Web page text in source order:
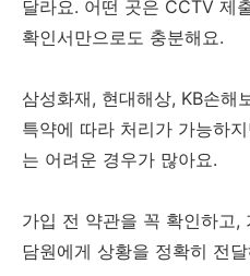
달라요. 어떤 곳은 CCTV 제
확인서만으로도 충분해요.
삼성화재, 현대해상, KB손해
특약에 따라 처리가 가능하
는 어려운 경우가 많아요.
가입 전 약관을 꼭 확인하고
담원에게 상황을 정확히 전